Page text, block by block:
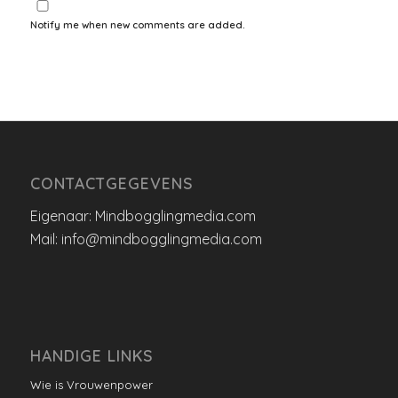
Notify me when new comments are added.
CONTACTGEGEVENS
Eigenaar: Mindbogglingmedia.com
Mail: info@mindbogglingmedia.com
HANDIGE LINKS
Wie is Vrouwenpower